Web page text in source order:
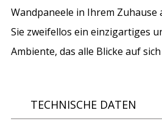
Wandpaneele in Ihrem
Sie zweifellos ein einzigartiges
Ambiente, das alle Blicke auf
TECHNISCHE DATEN